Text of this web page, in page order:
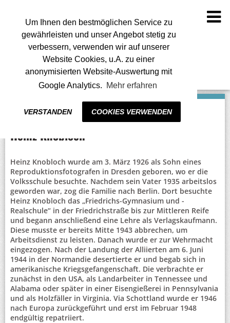
Um Ihnen den bestmöglichen Service zu
gewährleisten und unser Angebot stetig zu
verbessern, verwenden wir auf unserer
Website Cookies, u.A. zu einer
anonymisierten Website-Auswertung mit
Google Analytics.
Mehr erfahren
VERSTANDEN COOKIES VERWENDEN
Heinz Knobloch
Heinz Knobloch wurde am 3. März 1926 als Sohn eines
Reproduktionsfotografen in Dresden geboren, wo er die
Volksschule besuchte. Nachdem sein Vater 1935 arbeitslos
geworden war, zog die Familie nach Berlin. Dort besuchte
Heinz Knobloch das „Friedrichs-Gymnasium und -
Realschule“ in der Friedrichstraße bis zur Mittleren Reife
und begann anschließend eine Lehre als Verlagskaufmann.
Diese musste er bereits Mitte 1943 abbrechen, um
Arbeitsdienst zu leisten. Danach wurde er zur Wehrmacht
eingezogen. Nach der Landung der Alliierten am 6. Juni
1944 in der Normandie desertierte er und begab sich in
amerikanische Kriegsgefangenschaft. Die verbrachte er
zunächst in den USA, als Landarbeiter in Tennessee und
Alabama oder später in einer Eisengießerei in Pennsylvania
und als Holzfäller in Virginia. Via Schottland wurde er 1946
nach Europa zurückgeführt und erst im Februar 1948
endgültig repatriiert.